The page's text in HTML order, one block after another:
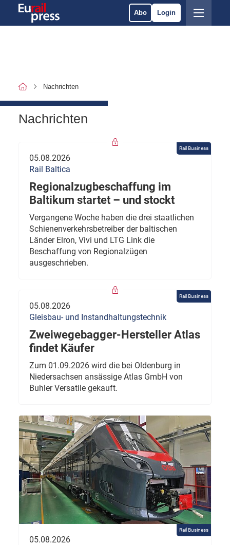
Abo Login
Nachrichten
Nachrichten
Rail Business
05.08.2026
Rail Baltica
Regionalzugbeschaffung im
Baltikum startet – und stockt
Vergangene Woche haben die drei staatlichen
Schienenverkehrsbetreiber der baltischen
Länder Elron, Vivi und LTG Link die
Beschaffung von Regionalzügen
ausgeschrieben.
Rail Business
05.08.2026
Gleisbau- und Instandhaltungstechnik
Zweiwegebagger-Hersteller Atlas
findet Käufer
Zum 01.09.2026 wird die bei Oldenburg in
Niedersachsen ansässige Atlas GmbH von
Buhler Versatile gekauft.
Rail Business
05.08.2026